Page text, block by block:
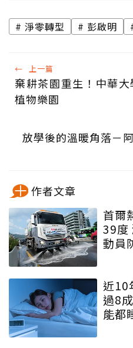
淨零轉型 彭啟明
← 上一篇
棄耕茶園重生！中華
植物樂園
放學後的溫暖角落－
作者文章
首爾
39度
動員
近10
過8
能都